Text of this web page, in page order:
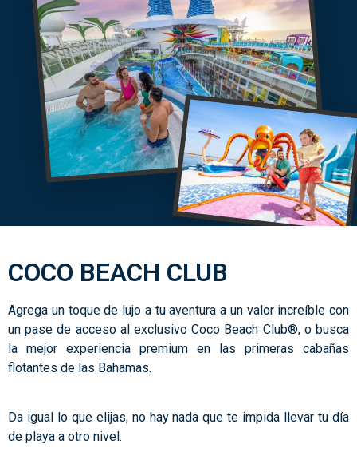
COCO BEACH CLUB
Agrega un toque de lujo a tu aventura a un valor increíble con
un pase de acceso al exclusivo Coco Beach Club®, o busca
la mejor experiencia premium en las primeras cabañas
flotantes de las Bahamas.
Da igual lo que elijas, no hay nada que te impida llevar tu día
de playa a otro nivel.